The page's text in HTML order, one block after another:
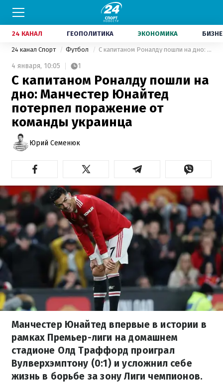
24 КАНАЛ ГЕОПОЛИТИКА ЭКОНОМИКА
24 канал Спорт Футбол С капитаном Роналду пошли на дно: Манчестер Юнайтед потерпел поражение от команды украинца
4 января, 10:05 1
С капитаном Роналду пошли на
дно: Манчестер Юнайтед
потерпел поражение от
команды украинца
Юрий Семенюк
Манчестер Юнайтед впервые в истории в
рамках Премьер-лиги на домашнем
стадионе Олд Траффорд проиграл
Вулверхэмптону (0:1) и усложнил себе
жизнь в борьбе за зону Лиги чемпионов.